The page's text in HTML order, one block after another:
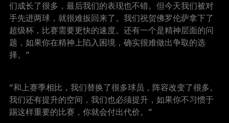
们成长了很多，最后我们的表现也不错。但今天我们被对
手先进两球，就很难扳回来了。我们祝贺佛罗伦萨拿下了
超级杯，比赛需要更快的速度。还有一个是精神层面的问
题，如果你在精神上陷入困境，确实很难做出争取的选
择。”
“和上赛季相比，我们替换了很多球员，阵容改变了很多。
我们还有提升的空间，我们也必须提升，如果你不习惯于
踢这样重要的比赛，你就会付出代价。”